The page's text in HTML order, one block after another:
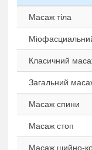
Масаж тіла
Класичний
Загальний
Масаж спини
Масаж стоп
Масаж шийно-